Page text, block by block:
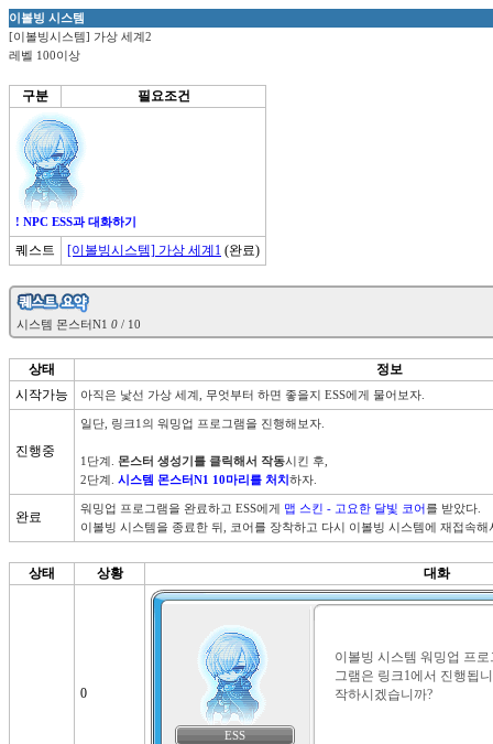
이볼빙 시스템
[이볼빙시스템] 가상 세계2
레벨 100이상
구분 필요조건
! NPC ESS과 대화하기
퀘스트 [이볼빙시스템] 가상 세계1 (완료)
시스템 몬스터N1 0
상태
정보
시작가능
아직은 낯선 가상 세계, 무엇부터 하면 좋을지 ESS에게 물어보자.
진행중
일단, 링크1의 워밍업 프로그램을 진행해보자.
1단계. 몬스터 생성기를 클릭해서 작동시킨 후,
2단계. 시스템 몬스터N1 10마리를 처치하자.
완료
워밍업 프로그램을 완료하고 ESS에게 맵 스킨 - 고요한 달빛 코어를 받았다.
이볼빙 시스템을 종료한 뒤, 코어를 장착하고 다시 이볼빙 시스템에 재접속
상태 상황 대화
0
ESS
이볼빙 시스템 워밍업 프
그램은 링크1에서 진행됩
작하시겠습니까?